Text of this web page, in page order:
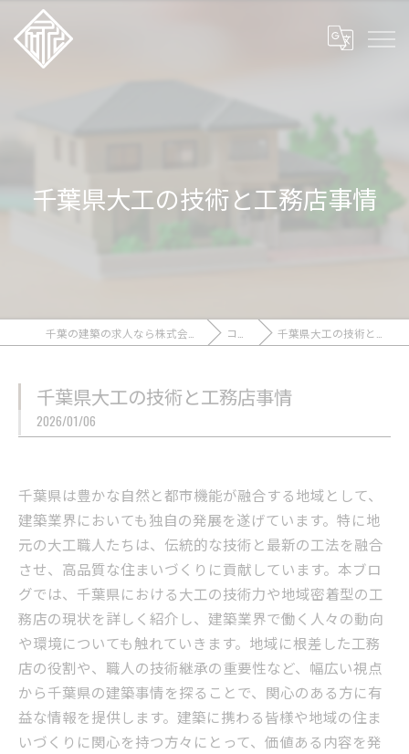
千葉県大工の技術と工務店事情
コラム 千葉県大工の技術と工務店事情
千葉県大工の技術と工務店事情
2026/01/06
千葉県は豊かな自然と都市機能が融合する地域として、
建築業界においても独自の発展を遂げています。特に地
元の大工職人たちは、伝統的な技術と最新の工法を融合
させ、高品質な住まいづくりに貢献しています。本ブロ
グでは、千葉県における大工の技術力や地域密着型の工
務店の現状を詳しく紹介し、建築業界で働く人々の動向
や環境についても触れていきます。地域に根差した工務
店の役割や、職人の技術継承の重要性など、幅広い視点
から千葉県の建築事情を探ることで、関心のある方に有
益な情報を提供します。建築に携わる皆様や地域の住ま
いづくりに関心を持つ方々にとって、価値ある内容を発